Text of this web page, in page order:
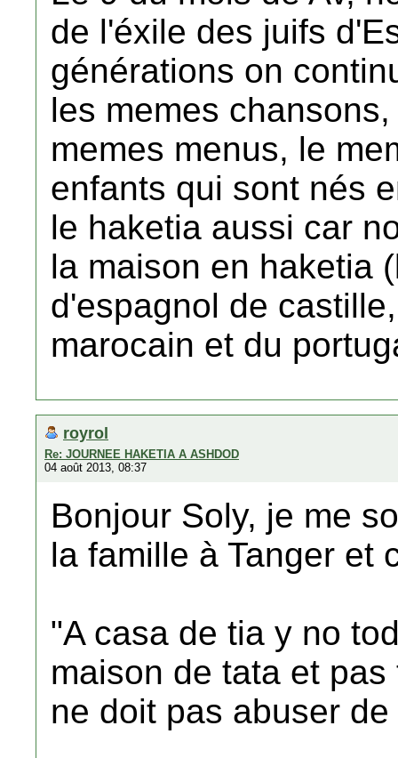
de l'éxile des juifs
générations on
les memes
memes menus, le
enfants qui sont nés
le haketia aussi car
la maison en haketia
d'espagnol de
marocain et du
royrol
Re: JOURNEE HAKETIA A ASHDOD
04 août 2013, 08:37
Bonjour Soly, je me
la famille à Tanger et
"A casa de tia y no
maison de tata et
ne doit pas abuser